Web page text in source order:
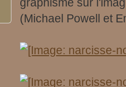
(Michael Powell et